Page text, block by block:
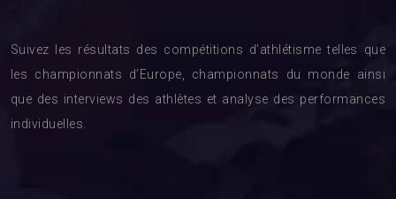
Suivez les résultats des compétitions d’athlétisme telles que
les championnats d’Europe, championnats du monde ainsi
que des interviews des athlètes et analyse des performances
individuelles.